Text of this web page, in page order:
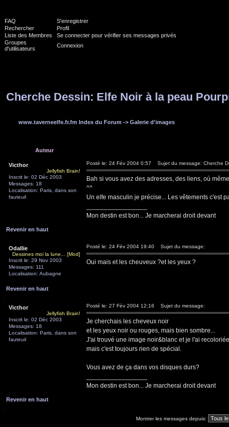
FAQ
S'enregistrer
Rechercher
Profil
Liste des Membres
Se connecter pour vérifier ses messages privés
Groupes
d'utilisateurs
Connexion
Cherche Dessin: Elfe Noir à la peau
www.taverneelfe.fr.fm Index du Forum -> Galerie d'images
Auteur
Victhor
Jellyfish Brain!
Inscrit le: 02 Déc 2003
Messages: 18
Localisation: Paris, dans son
fauteuil
Posté le: 24 Fév 2004 0:57 Sujet du message: Cherche
Bah si vous avez des adresses, des liens, où
^^
Un elfe masculin je précise... Les vêtements c'est
Mon destin est bon... Je marcherai droit devant
Revenir en haut
Odallie
Dessines moi la lune... [Mod]
Inscrit le: 29 Nov 2003
Messages: 111
Localisation: Aubagne
Posté le: 24 Fév 2004 19:40 Sujet du message:
Oui mais et les cheuveux ?et les yeux ?
Revenir en haut
Victhor
Jellyfish Brain!
Inscrit le: 02 Déc 2003
Messages: 18
Localisation: Paris, dans son
fauteuil
Posté le: 27 Fév 2004 12:16 Sujet du message:
Je cherchais les cheveux noir
et les yeux noir ou rouges, mais bien sombre...
J'ai trouvé une image noir&blanc et je l'ai
mais c'est toujours rien de spécial.
Vous avez de ça dans vos disques durs?
Mon destin est bon... Je marcherai droit devant
Revenir en haut
Montrer les messages depuis: